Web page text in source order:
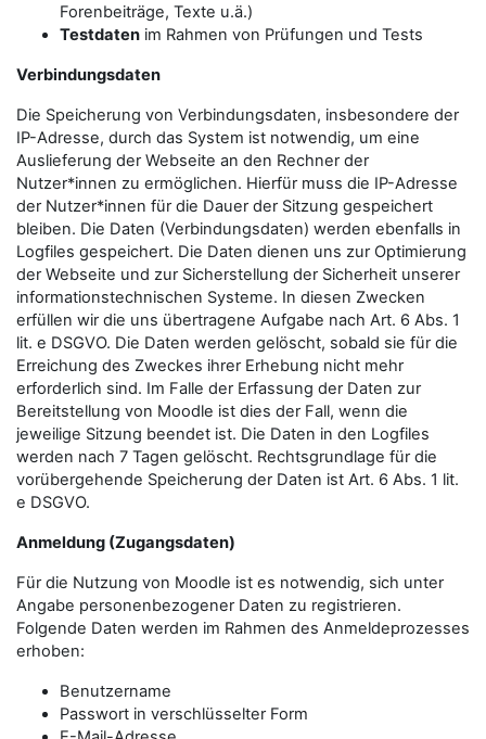
Forenbeiträge, Texte u.ä.)
Testdaten im Rahmen von Prüfungen und Tests
Verbindungsdaten
Die Speicherung von Verbindungsdaten, insbesondere der
IP-Adresse, durch das System ist notwendig, um eine
Auslieferung der Webseite an den Rechner der
Nutzer*innen zu ermöglichen. Hierfür muss die IP-Adresse
der Nutzer*innen für die Dauer der Sitzung gespeichert
bleiben. Die Daten (Verbindungsdaten) werden ebenfalls in
Logfiles gespeichert. Die Daten dienen uns zur Optimierung
der Webseite und zur Sicherstellung der Sicherheit unserer
informationstechnischen Systeme. In diesen Zwecken
erfüllen wir die uns übertragene Aufgabe nach Art. 6 Abs. 1
lit. e DSGVO. Die Daten werden gelöscht, sobald sie für die
Erreichung des Zweckes ihrer Erhebung nicht mehr
erforderlich sind. Im Falle der Erfassung der Daten zur
Bereitstellung von Moodle ist dies der Fall, wenn die
jeweilige Sitzung beendet ist. Die Daten in den Logfiles
werden nach 7 Tagen gelöscht. Rechtsgrundlage für die
vorübergehende Speicherung der Daten ist Art. 6 Abs. 1 lit.
e DSGVO.
Anmeldung (Zugangsdaten)
Für die Nutzung von Moodle ist es notwendig, sich unter
Angabe personenbezogener Daten zu registrieren.
Folgende Daten werden im Rahmen des Anmeldeprozesses
erhoben:
Benutzername
Passwort in verschlüsselter Form